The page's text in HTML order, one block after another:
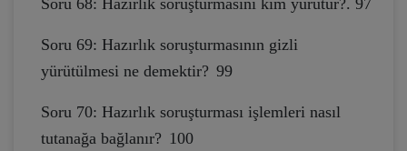
Soru 68: Hazırlık soruşturmasını kim yürütür?. 97
Soru 69: Hazırlık soruşturmasının gizli
yürütülmesi ne demektir? 99
Soru 70: Hazırlık soruşturması işlemleri nasıl
tutanağa bağlanır? 100